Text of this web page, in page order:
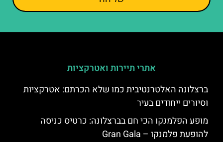
אתרי תיירות ואטרקציות
ברצלונה האלטרנטיבית כמו שלא הכרתם: אטרקציות
וסיורים ייחודים בעיר
מופע הפלמנקו הכי חם בברצלונה: כרטיס כניסה
להופעת פלמנקו – Gran Gala